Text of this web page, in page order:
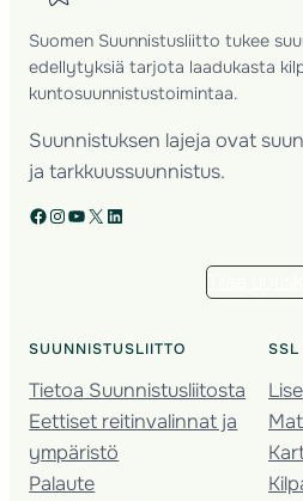
Suomen Suunnistusliitto tukee
edellytyksiä tarjota laadukasta
kuntosuunnistustoimintaa.
Suunnistuksen lajeja ovat
ja tarkkuussuunnistus.
Facebook Instagram YouTube X LinkedIn
SUUNNISTUSLIITTO
Tietoa Suunnistusliitosta
Eettiset reitinvalinnat ja
ympäristö
Palaute
SSL